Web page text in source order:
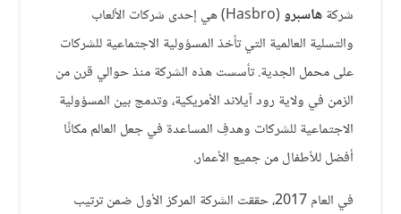
شركةهاسبرو
(Hasbro) هي إحدى شركات الألعاب
والتسلية العالمية التي تأخذ المسؤولية الاجتماعية للشركات
على محمل الجدية. تأسست هذه الشركة منذ حوالي قرن من
الزمن في ولاية رود آيلاند الأمريكية، وتدمج بين المسؤولية
الاجتماعية للشركات وهدفِ المساعدة في جعل العالم مكانًا
أفضل للأطفال من جميع الأعمار.
في العام 2017، حققت الشركة المركز الأول ضمن ترتيب